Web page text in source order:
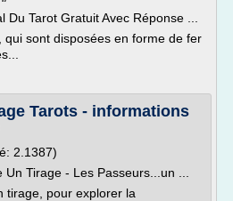
Tarot Gratuit Avec Réponse ...
qui sont disposées en forme de fer
Tarots - informations
2.1387)
Tirage - Les Passeurs...un ...
tirage, pour explorer la